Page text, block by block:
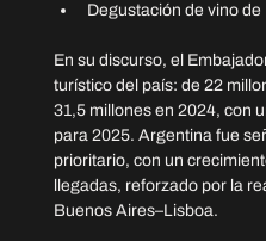
Degustación de vino
En su discurso, el
turístico del país: de 22
31,5 millones en 2024, con
para 2025. Argentina fue
prioritario, con un
llegadas, reforzado por la
Buenos Aires–Lisboa.